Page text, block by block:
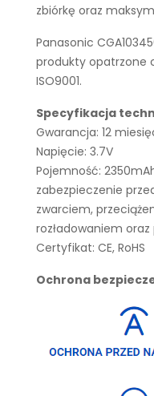
zbiórkę oraz
Panasonic
produkty opatrzone
ISO9001.
Specyfikacja
Gwarancja: 12
Napięcie: 3.7V
Pojemność:
zabezpieczenie
zwarciem,
rozładowaniem
Certyfikat: CE, RoHS
Ochrona